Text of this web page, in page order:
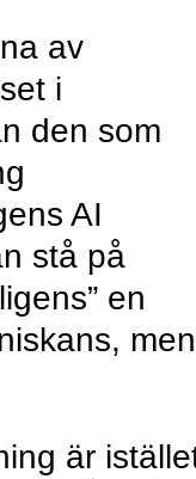
av
i
den som
AI
stå på
en
men
är